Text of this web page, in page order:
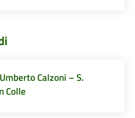
Calzoni – S.
Colle